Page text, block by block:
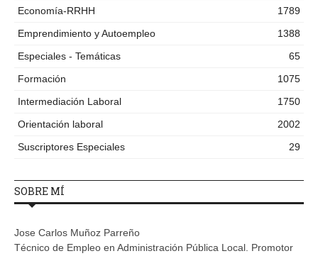
Economía-RRHH
1789
Emprendimiento y Autoempleo
1388
Especiales - Temáticas
65
Formación
1075
Intermediación Laboral
1750
Orientación laboral
2002
Suscriptores Especiales
29
SOBRE MÍ
Jose Carlos Muñoz Parreño
Técnico de Empleo en Administración Pública Local. Promotor